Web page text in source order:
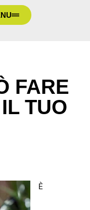
FARE
TUO
È